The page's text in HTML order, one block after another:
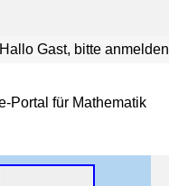
Hallo Gast, bitte anmelden